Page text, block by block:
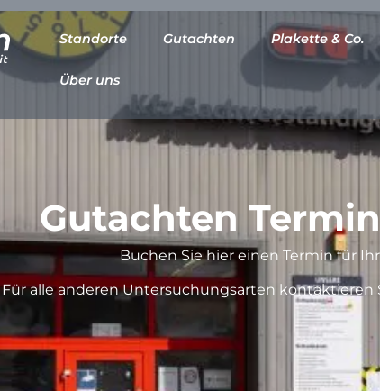
Standorte Gutachten Plakette & Co.
Über uns
Gutachten
Buchen Sie hier einen Termin für
Für alle anderen Untersuchungsarten